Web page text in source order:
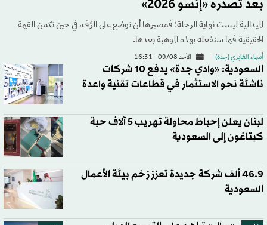
بعد تصدره «إنسو 2026»
الميدالية ليست نهاية الرحلة؛ فمصيرها أن توضع على الرَّف، في حين تكمن القيمة
الحقيقية فيما سنفعله بهذه الموهبة بعدها.
أسماء الغابري (جدة) الأحد 09/08 - 16:31
السعودية: «وادي جدة» يدفع 10 شركات
ناشئة نحو الاستثمار في قطاعات تقنية واعدة
لبنان يعلن إحباط محاولة تهريب 5 آلاف حبة
كبتاغون إلى السعودية
46.9 ألف شركة جديدة تعزز زخم بيئة الأعمال
السعودية